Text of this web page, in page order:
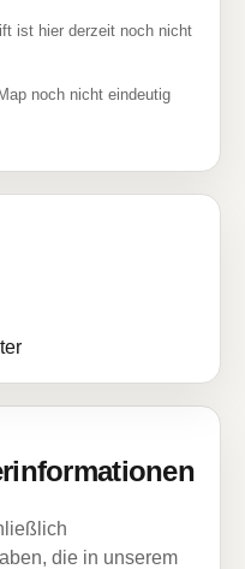
ist hier derzeit noch nicht
noch nicht eindeutig
die in unserem